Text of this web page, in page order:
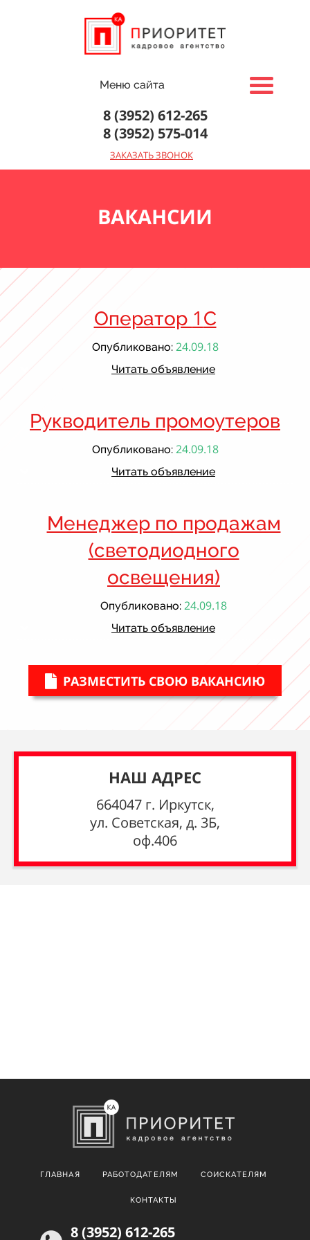
Меню сайта
8 (3952) 612-265
8 (3952) 575-014
ЗАКАЗАТЬ ЗВОНОК
ВАКАНСИИ
Оператор 1 С
Опубликовано: 24.09.18
Читать объявление
Рукводитель промоутеров
Опубликовано: 24.09.18
Читать объявление
Менеджер по продажам
(светодиодного
освещения)
Опубликовано: 24.09.18
Читать объявление
РАЗМЕСТИТЬ СВОЮ ВАКАНСИЮ
НАШ АДРЕС
664047 г. Иркутск,
ул. Советская, д. 3Б,
оф.406
ГЛАВНАЯ РАБОТОДАТЕЛЯМ СОИСКАТЕЛЯМ
КОНТАКТЫ
8 (3952) 612-265